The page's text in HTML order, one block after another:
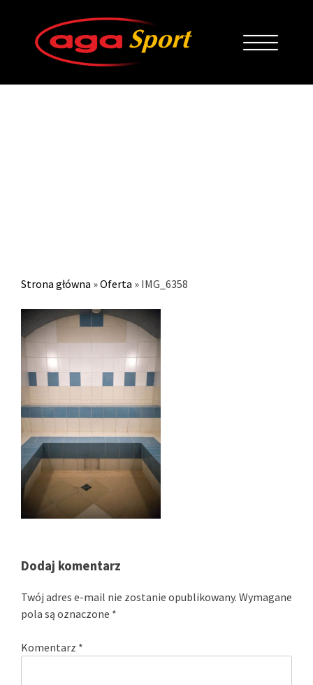
Strona główna »Oferta » IMG_6358
Dodaj komentarz
Twój adres e-mail nie zostanie opublikowany. Wymagane
pola są oznaczone *
Komentarz *